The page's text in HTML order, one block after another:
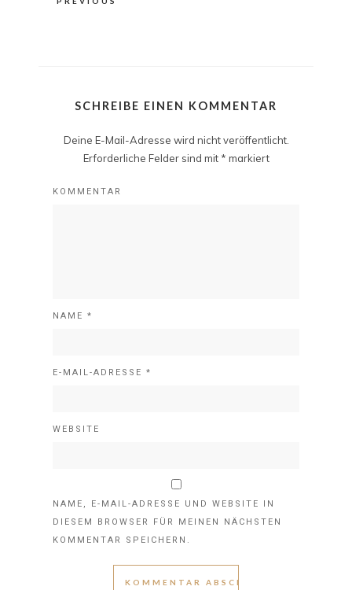
SCHREIBE EINEN KOMMENTAR
Deine E-Mail-Adresse wird nicht veröffentlicht.
Erforderliche Felder sind mit * markiert
KOMMENTAR
NAME *
E-MAIL-ADRESSE *
WEBSITE
NAME, E-MAIL-ADRESSE UND WEBSITE IN
DIESEM BROWSER FÜR MEINEN NÄCHSTEN
KOMMENTAR SPEICHERN.